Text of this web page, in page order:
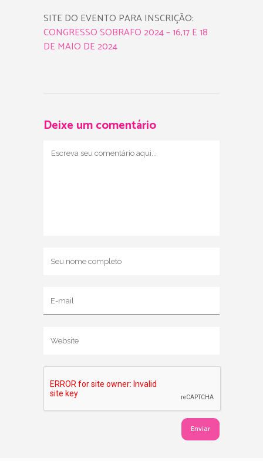
SITE DO EVENTO PARA INSCRIÇÃO:
CONGRESSO SOBRAFO 2024 – 16,17 E 18
DE MAIO DE 2024
Deixe um comentário